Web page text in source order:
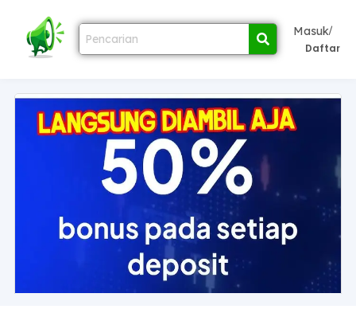
Masuk/
Daftar